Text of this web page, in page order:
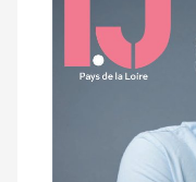
magazine